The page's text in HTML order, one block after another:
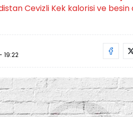
Cevizli Kek kalorisi ve
19:22